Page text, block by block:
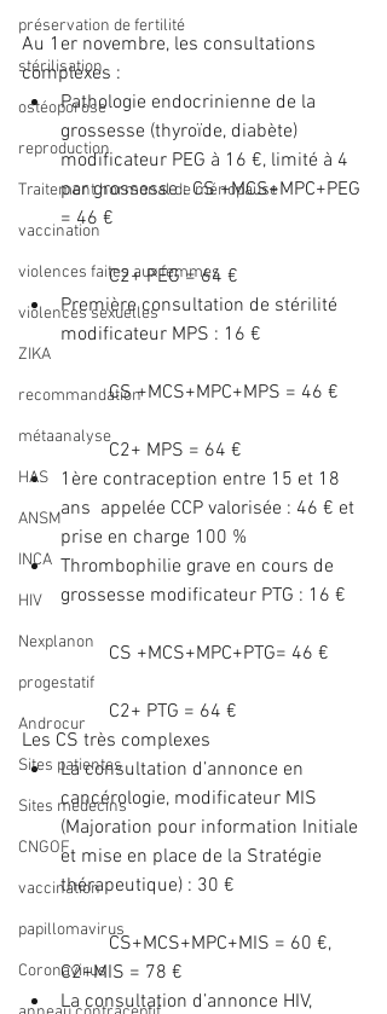
préservation de fertilité
stérilisation
ostéoporose
reproduction
Traitement hormonal de ménopause
vaccination
violences faites aux femmes
violences sexuelles
ZIKA
recommandation
métaanalyse
HAS
ANSM
INCA
HIV
Nexplanon
progestatif
Androcur
Sites patientes
Sites medecins
CNGOF
vaccination
papillomavirus
Coronavirus
Au 1er novembre, les consultations
complexes :
Pathologie endocrinienne de la
grossesse (thyroïde, diabète)
modificateur PEG à 16 €, limité à 4
par grossesse : CS +MCS+MPC+PEG
= 46 €
	C2+ PEG = 64 €
Première consultation de stérilité
modificateur MPS : 16 €
	CS +MCS+MPC+MPS = 46 €
	C2+ MPS = 64 €
1ère contraception entre 15 et 18
ans  appelée CCP valorisée : 46 € et
prise en charge 100 %
Thrombophilie grave en cours de
grossesse modificateur PTG : 16 €
	CS +MCS+MPC+PTG= 46 €
	C2+ PTG = 64 €
Les CS très complexes
La consultation d’annonce en
cancérologie, modificateur MIS
(Majoration pour information Initiale
et mise en place de la Stratégie
thérapeutique) : 30 €
C2+MIS = 78 €
La consultation d’annonce HIV,